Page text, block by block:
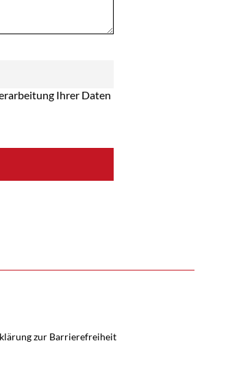
Ihrer Daten
zur Barrierefreiheit